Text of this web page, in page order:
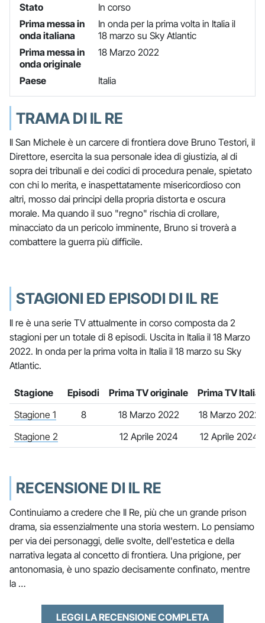
Stato
In corso
Prima messa in
onda italiana
In onda per la prima volta in Italia il
18 marzo su Sky Atlantic
Prima messa in
onda originale
18 Marzo 2022
Paese Italia
TRAMA DI IL RE
Il San Michele è un carcere di frontiera dove Bruno Testori, il
Direttore, esercita la sua personale idea di giustizia, al di
sopra dei tribunali e dei codici di procedura penale, spietato
con chi lo merita, e inaspettatamente misericordioso con
altri, mosso dai principi della propria distorta e oscura
morale. Ma quando il suo "regno" rischia di crollare,
minacciato da un pericolo imminente, Bruno si troverà a
combattere la guerra più difficile.
STAGIONI ED EPISODI DI IL RE
Il re è una serie TV attualmente in corso composta da 2
stagioni per un totale di 8 episodi. Uscita in Italia il 18 Marzo
2022. In onda per la prima volta in Italia il 18 marzo su Sky
Atlantic.
Stagione Episodi Prima TV originale
Prima TV Italia
Stagione 1
8 18 Marzo 2022
18 Marzo 2022
Stagione 2
12 Aprile 2024 12 Aprile 2024
RECENSIONE DI IL RE
Continuiamo a credere che Il Re, più che un grande prison
drama, sia essenzialmente una storia western. Lo pensiamo
per via dei personaggi, delle svolte, dell'estetica e della
narrativa legata al concetto di frontiera. Una prigione, per
antonomasia, è uno spazio decisamente confinato, mentre
la …
LEGGI LA RECENSIONE COMPLETA